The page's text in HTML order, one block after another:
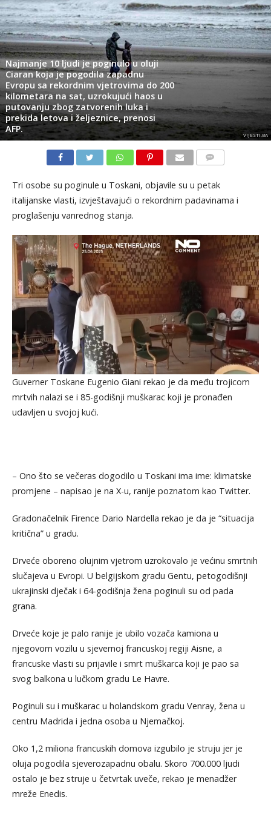
Najmanje 10 ljudi je poginulo u oluji
Ciaran koja je pogodila zapadnu
Evropu sa rekordnim vjetrovima do 200
kilometara na sat, uzrokujući haos u
putovanju zbog zatvorenih luka i
prekida letova i željeznice, prenosi
AFP.
VIJESTI.BA
Tri osobe su poginule u Toskani, objavile su u petak
italijanske vlasti, izvještavajući o rekordnim padavinama i
proglašenju vanrednog stanja.
Guverner Toskane Eugenio Giani rekao je da među trojicom
mrtvih nalazi se i 85-godišnji muškarac koji je pronađen
udavljen u svojoj kući.
– Ono što se večeras dogodilo u Toskani ima ime: klimatske
promjene – napisao je na X-u, ranije poznatom kao Twitter.
Gradonačelnik Firence Dario Nardella rekao je da je “situacija
kritična” u gradu.
Drveće oboreno olujnim vjetrom uzrokovalo je većinu smrtnih
slučajeva u Evropi. U belgijskom gradu Gentu, petogodišnji
ukrajinski dječak i 64-godišnja žena poginuli su od pada
grana.
Drveće koje je palo ranije je ubilo vozača kamiona u
njegovom vozilu u sjevernoj francuskoj regiji Aisne, a
francuske vlasti su prijavile i smrt muškarca koji je pao sa
svog balkona u lučkom gradu Le Havre.
Poginuli su i muškarac u holandskom gradu Venray, žena u
centru Madrida i jedna osoba u Njemačkoj.
Oko 1,2 miliona francuskih domova izgubilo je struju jer je
oluja pogodila sjeverozapadnu obalu. Skoro 700.000 ljudi
ostalo je bez struje u četvrtak uveče, rekao je menadžer
mreže Enedis.